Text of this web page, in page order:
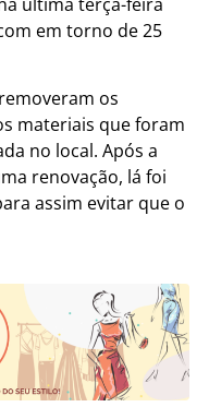
em torno de 25
os
materiais que foram
no local. Após a
renovação, lá foi
assim evitar que o